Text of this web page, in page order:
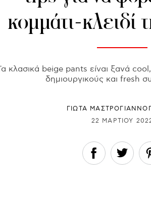
κομμάτι-κλειδί
κλασικά beige pants είναι ξανά
δημιουργικούς και fresh
ΓΙΩΤΑ
22 ΜΑΡΤΊΟΥ